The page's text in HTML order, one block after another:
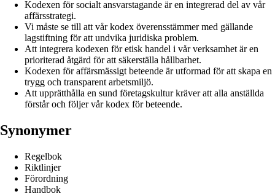
Kodexen för socialt ansvarstagande är en integrerad del av vår
affärsstrategi.
Vi måste se till att vår kodex överensstämmer med gällande
lagstiftning för att undvika juridiska problem.
Att integrera kodexen för etisk handel i vår verksamhet är en
prioriterad åtgärd för att säkerställa hållbarhet.
Kodexen för affärsmässigt beteende är utformad för att skapa en
trygg och transparent arbetsmiljö.
Att upprätthålla en sund företagskultur kräver att alla anställda
förstår och följer vår kodex för beteende.
Synonymer
Regelbok
Riktlinjer
Förordning
Handbok